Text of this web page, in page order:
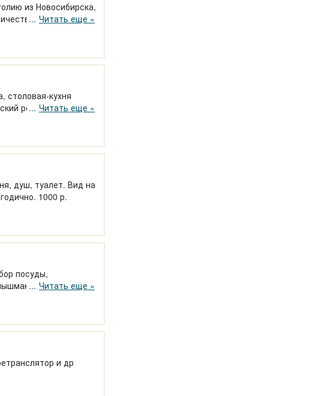
из Новосибирска,
круглые сутки.
Читать еще »
столовая-кухня
ретранслятор.
Читать еще »
душ, туалет. Вид на
1000 р.
посуды,
ретранслятор.
Читать еще »
и др